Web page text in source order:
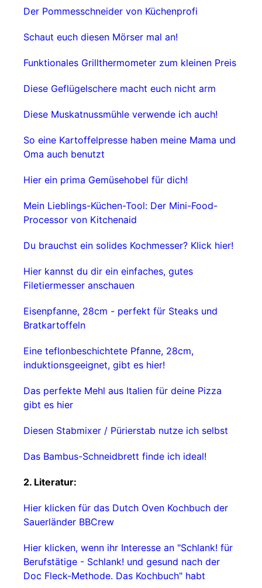
Der Pommesschneider von Küchenprofi
Schaut euch diesen Mörser mal an!
Funktionales Grillthermometer zum kleinen Preis
Diese Geflügelschere macht euch nicht arm
Diese Muskatnussmühle verwende ich auch!
So eine Kartoffelpresse haben meine Mama und
Oma auch benutzt
Hier ein prima Gemüsehobel für dich!
Mein Lieblings-Küchen-Tool: Der Mini-Food-
Processor von Kitchenaid
Du brauchst ein solides Kochmesser? Klick hier!
Hier kannst du dir ein einfaches, gutes
Filetiermesser anschauen
Eisenpfanne, 28cm - perfekt für Steaks und
Bratkartoffeln
Eine teflonbeschichtete Pfanne, 28cm,
induktionsgeeignet, gibt es hier!
Das perfekte Mehl aus Italien für deine Pizza
gibt es hier
Diesen Stabmixer / Pürierstab nutze ich selbst
Das Bambus-Schneidbrett finde ich ideal!
2. Literatur:
Hier klicken für das Dutch Oven Kochbuch der
Sauerländer BBCrew
Hier klicken, wenn ihr Interesse an "Schlank! für
Berufstätige - Schlank! und gesund nach der
Doc Fleck-Methode. Das Kochbuch" habt